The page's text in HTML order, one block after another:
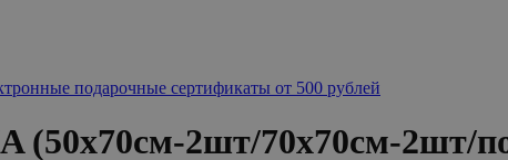
подарочные сертификаты от 500 рублей
(50x70см-2шт/70x70см-2шт/